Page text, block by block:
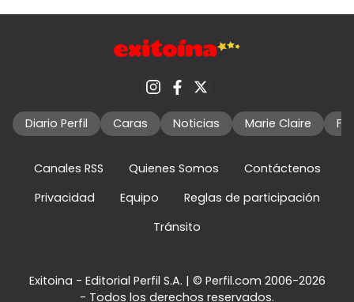
Diario Perfil Caras Noticias Marie Claire
Canales RSS Quienes Somos
Contáctenos
Privacidad
Equipo
Reglas de participación
Tránsito
Exitoina - Editorial Perfil S.A. | © Perfil.com 2006-2026
- Todos los derechos reservados.